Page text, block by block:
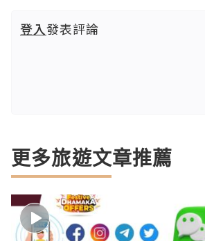
登入發表評論
更多旅遊文章推薦